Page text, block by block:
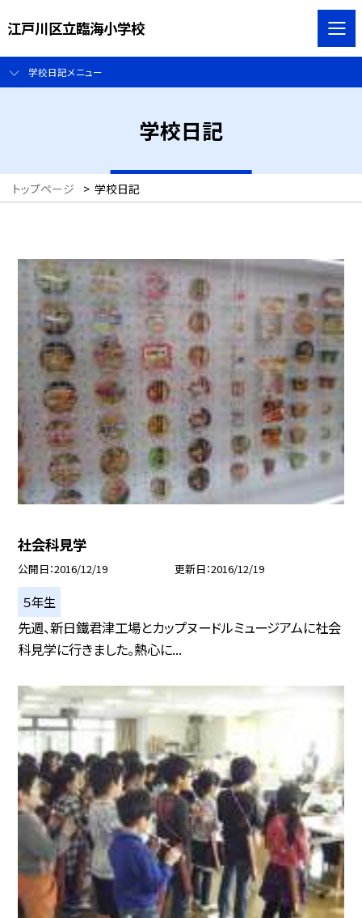
江戸川区立臨海小学校
学校日記メニュー
学校日記
トップページ > 学校日記
社会科見学
公開日 2016/12/19 更新日 2016/12/19
５年生
先週、新日鐵君津工場とカップヌードルミュージアムに社会
科見学に行きました。熱心に...